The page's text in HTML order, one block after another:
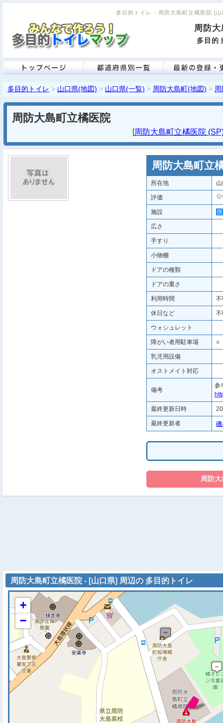
多目的トイレ - 周防大島町立橘医院 [
周防
多目的
多目的トイレ > 山口県(地図) > 山口県(一覧) > 周防大島町(地図) >
周防大島町立橘医院
[周防大島町立橘医院
周防大島町立
所在地
評価
施設 医
広さ
手すり
小物棚
ドアの種類
ドアの重さ
利用時間 不
休日など
ウォシュレット
障がい者用駐車場 ○
乳児用設備
オストメイト対応
備考
参
最終更新日時
最終更新者
周防大島町立橘医院 - [山口県] 周辺の 多目的トイレ
※ マップを検索、表示中
+
−